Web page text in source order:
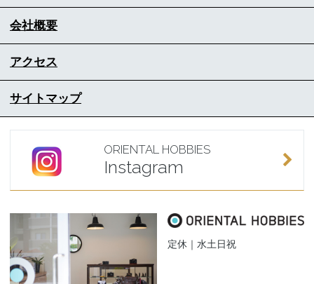
会社概要
アクセス
サイトマップ
ORIENTAL HOBBIES
Instagram
定休｜水土日祝